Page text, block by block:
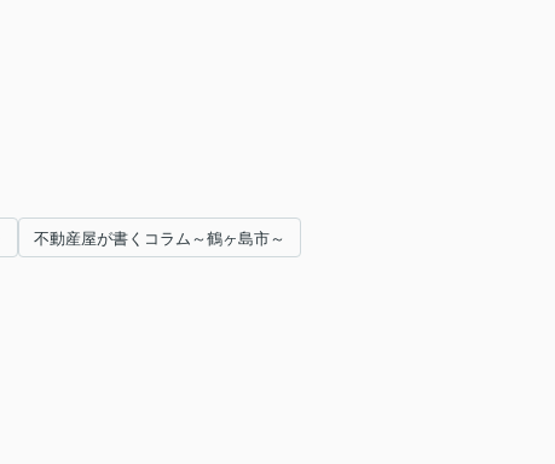
不動産屋が書くコラム～鶴ヶ島市～